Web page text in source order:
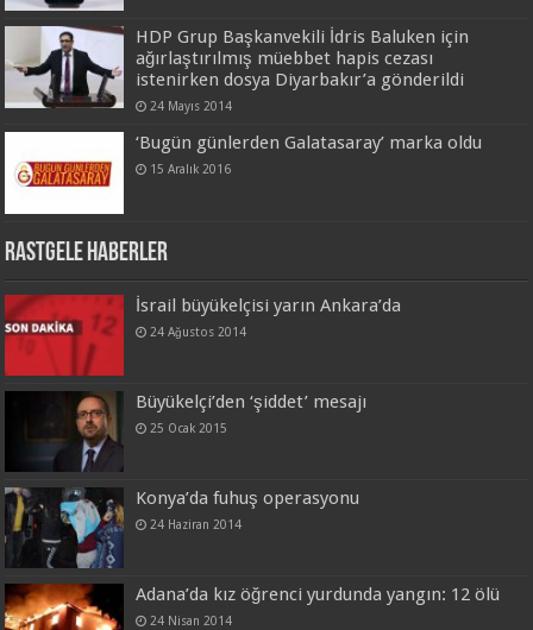
HDP Grup Başkanvekili İdris Baluken için
ağırlaştırılmış müebbet hapis cezası
istenirken dosya Diyarbakır’a gönderildi
24 Mayıs 2014
‘Bugün günlerden Galatasaray’ marka oldu
15 Aralık 2016
Rastgele Haberler
İsrail büyükelçisi yarın Ankara’da
24 Ağustos 2014
Büyükelçi’den ‘şiddet’ mesajı
25 Ocak 2015
Konya’da fuhuş operasyonu
24 Haziran 2014
Adana’da kız öğrenci yurdunda yangın: 12 ölü
24 Nisan 2014